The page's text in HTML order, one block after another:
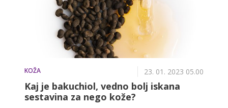
KOŽA 23. 01. 2023 05.00
Kaj je bakuchiol, vedno bolj iskana
sestavina za nego kože?